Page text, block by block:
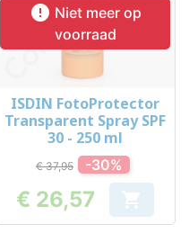
 Niet meer op
voorraad
ISDIN FotoProtector
Transparent Spray SPF
30 - 250 ml
€ 37,95 -30%
Prijs
€ 26,57 